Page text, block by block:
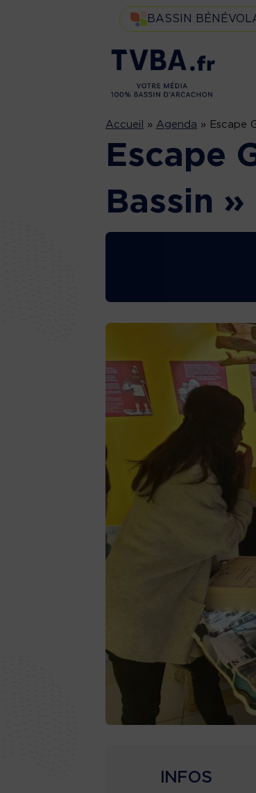
BASSIN
Accueil » Agenda » Escape
Escape
Bassin »
INFOS